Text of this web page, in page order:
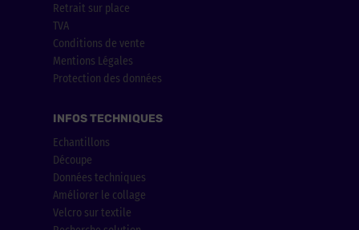
Retrait sur place
TVA
Conditions de vente
Mentions Légales
Protection des données
INFOS TECHNIQUES
Echantillons
Découpe
Données techniques
Améliorer le collage
Velcro sur textile